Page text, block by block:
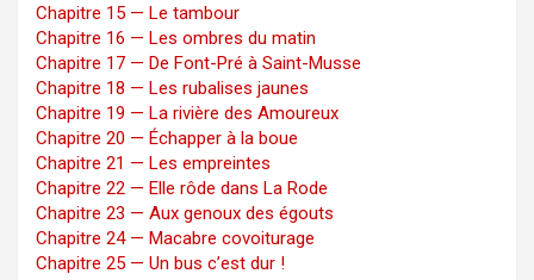
Chapitre 15 — Le tambour
Chapitre 16 — Les ombres du matin
Chapitre 17 — De Font-Pré à Saint-Musse
Chapitre 18 — Les rubalises jaunes
Chapitre 19 — La rivière des Amoureux
Chapitre 20 — Échapper à la boue
Chapitre 21 — Les empreintes
Chapitre 22 — Elle rôde dans La Rode
Chapitre 23 — Aux genoux des égouts
Chapitre 24 — Macabre covoiturage
Chapitre 25 — Un bus c’est dur !